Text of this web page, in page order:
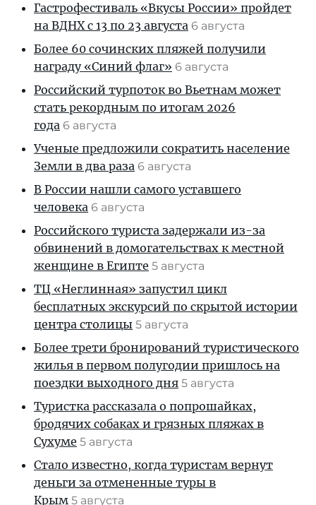
Гастрофестиваль «Вкусы России» пройдет
на ВДНХ с 13 по 23 августа 6 августа
Более 60 сочинских пляжей получили
награду «Синий флаг» 6 августа
Российский турпоток во Вьетнам может
стать рекордным по итогам 2026
года 6 августа
Ученые предложили сократить население
Земли в два раза 6 августа
В России нашли самого уставшего
человека 6 августа
Российского туриста задержали из-за
обвинений в домогательствах к местной
женщине в Египте 5 августа
ТЦ «Неглинная» запустил цикл
бесплатных экскурсий по скрытой истории
центра столицы 5 августа
Более трети бронирований туристического
жилья в первом полугодии пришлось на
поездки выходного дня 5 августа
Туристка рассказала о попрошайках,
бродячих собаках и грязных пляжах в
Сухуме 5 августа
Стало известно, когда туристам вернут
деньги за отмененные туры в
Крым 5 августа